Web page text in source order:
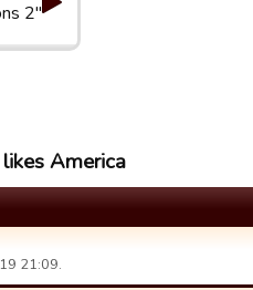
2"
America
21:09.